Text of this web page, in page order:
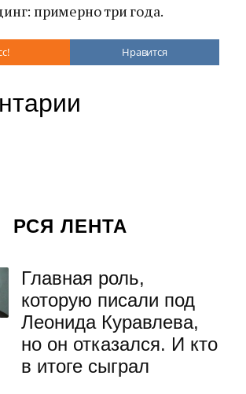
примерно три года.
Нравится
РСЯ ЛЕНТА
Главная роль,
которую писали под
Леонида Куравлева,
но он отказался. И кто
в итоге сыграл